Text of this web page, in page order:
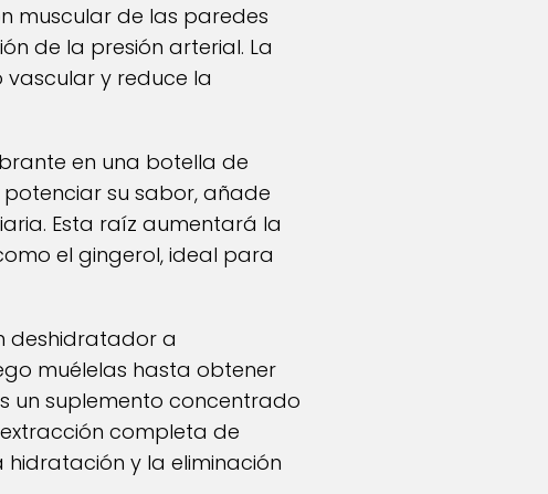
muscular de las paredes
de la presión arterial. La
vascular y reduce la
en una botella de
potenciar su sabor, añade
Esta raíz aumentará la
el gingerol, ideal para
deshidratador a
muélelas hasta obtener
un suplemento concentrado
completa de
y la eliminación